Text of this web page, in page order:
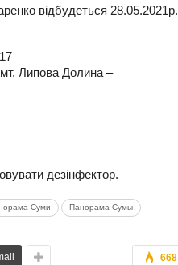
відбудеться 28.05.2021р.
Липова Долина –
дезінфектор.
Суми Панорама Сумы
668